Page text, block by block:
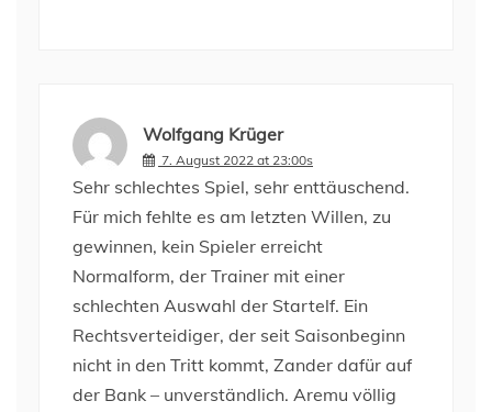
Wolfgang Krüger
7. August 2022 at 23:00s
Sehr schlechtes Spiel, sehr enttäuschend.
Für mich fehlte es am letzten Willen, zu
gewinnen, kein Spieler erreicht
Normalform, der Trainer mit einer
schlechten Auswahl der Startelf. Ein
Rechtsverteidiger, der seit Saisonbeginn
nicht in den Tritt kommt, Zander dafür auf
der Bank – unverständlich. Aremu völlig